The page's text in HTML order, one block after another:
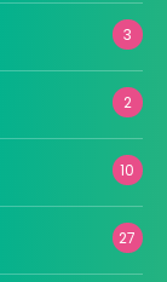
3
2
10
27